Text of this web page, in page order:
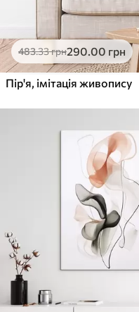
483.33грн290.00 грн
Пір'я, імітація живопису